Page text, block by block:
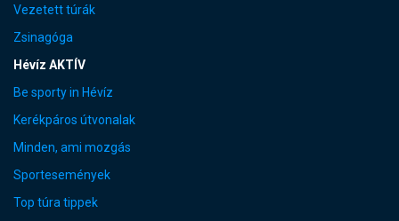
Vezetett túrák
Zsinagóga
Hévíz AKTÍV
Be sporty in Hévíz
Kerékpáros útvonalak
Minden, ami mozgás
Sportesemények
Top túra tippek